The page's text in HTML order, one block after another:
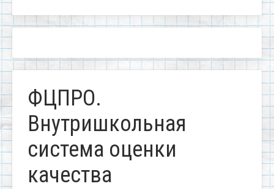
ФЦПРО.
Внутришкольная
система оценки
качества